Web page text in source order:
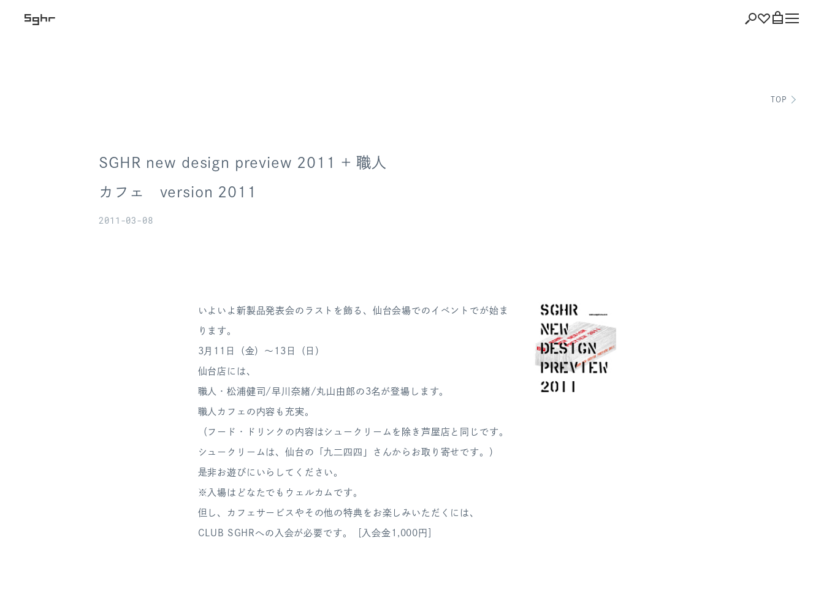
ショッピング
TOP
SGHR new design preview 2011 + 職人
カフェ version 2011
2011-03-08
いよいよ新製品発表会のラストを飾る、仙台会場でのイベントでが始ま
ります。
3月11日（金）～13日（日）
仙台店には、
職人・松浦健司/早川奈緒/丸山由郎の3名が登場します。
職人カフェの内容も充実。
（フード・ドリンクの内容はシュークリームを除き芦屋店と同じです。
シュークリームは、仙台の「九二四四」さんからお取り寄せです。）
是非お遊びにいらしてください。
※入場はどなたでもウェルカムです。
但し、カフェサービスやその他の特典をお楽しみいただくには、
CLUB SGHRへの入会が必要です。［入会金1,000円］